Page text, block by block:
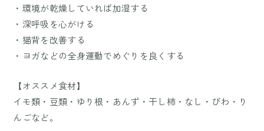
・環境が乾燥していれば加湿する
・深呼吸を心がける
・猫背を改善する
・ヨガなどの全身運動でめぐりを良くする
【オススメ食材】
イモ類・豆類・ゆり根・あんず・干し柿・なし・びわ・り
んごなど。